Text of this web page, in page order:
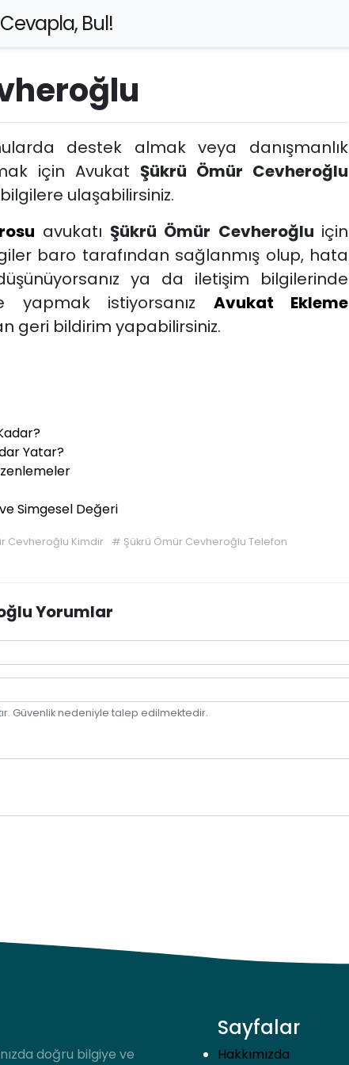
Bul!
destek almak veya danışmanlık
için Avukat Şükrü Ömür Cevheroğlu
ulaşabilirsiniz.
avukatı Şükrü Ömür Cevheroğlu için
baro tarafından sağlanmış olup, hata
ya da iletişim bilgilerinde
yapmak istiyorsanız Avukat Ekleme
geri bildirim yapabilirsiniz.
Yatar?
Simgesel Değeri
Cevheroğlu Kimdir # Şükrü Ömür Cevheroğlu Telefon
Yorumlar
Güvenlik nedeniyle talep edilmektedir.
doğru bilgiye ve
Sayfalar
Hakkımızda